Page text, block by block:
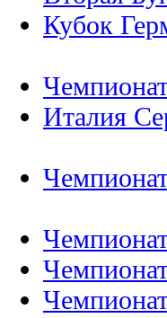
Кубок
Италия